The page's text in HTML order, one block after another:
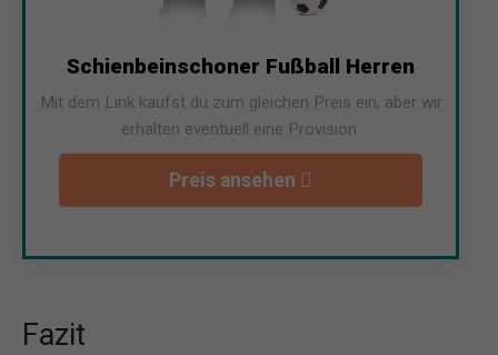
Schienbeinschoner Fußball Herren
Mit dem Link kaufst du zum gleichen Preis ein, aber wir
erhalten eventuell eine Provision.
Preis ansehen
Fazit